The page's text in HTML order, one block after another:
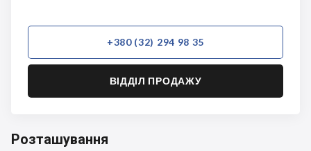
+380 (32) 294 98 35
ВІДДІЛ ПРОДАЖУ
Розташування